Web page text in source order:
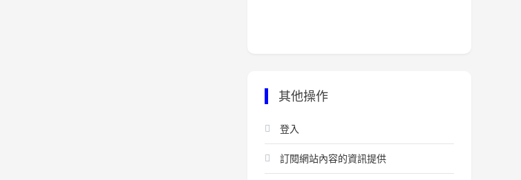
其他操作
登入
訂閱網站內容的資訊提供